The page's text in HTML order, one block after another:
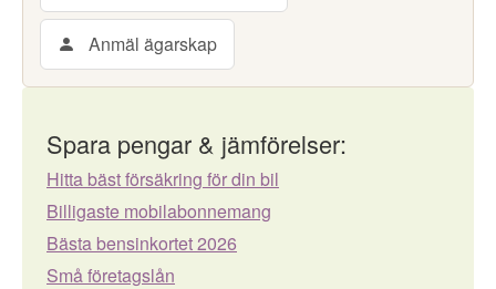
Anmäl ägarskap
Spara pengar & jämförelser:
Hitta bäst försäkring för din bil
Billigaste mobilabonnemang
Bästa bensinkortet 2026
Små företagslån